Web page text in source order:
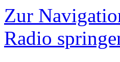
Zur
Radio